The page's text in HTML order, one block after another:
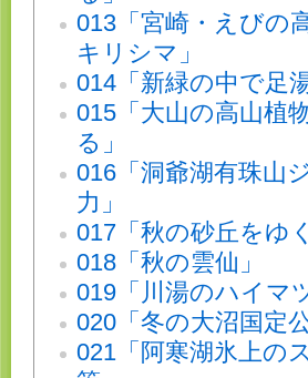
013「宮崎・えびの
キリシマ」
014「新緑の中で足湯
015「大山の高山植
る」
016「洞爺湖有珠山
力」
017「秋の砂丘をゆく
018「秋の雲仙」
019「川湯のハイマ
020「冬の大沼国定公
021「阿寒湖氷上の